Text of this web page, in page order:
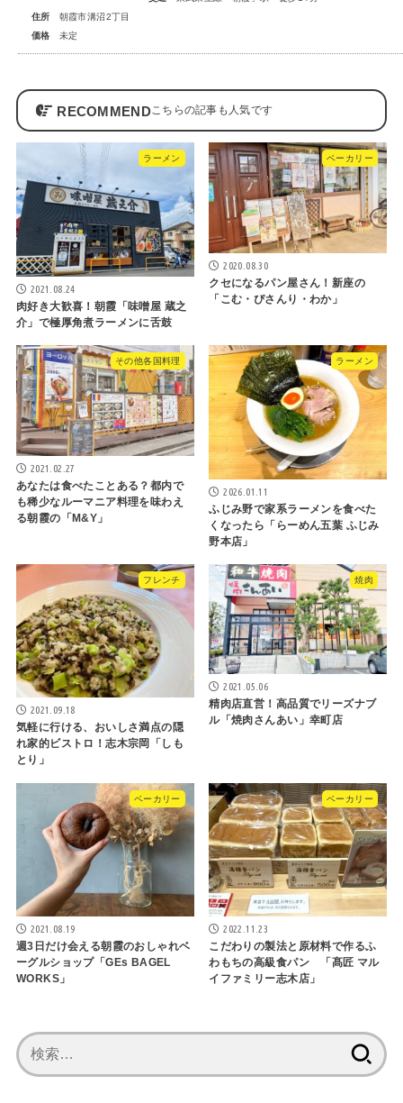
住所
朝霞市溝沼2丁目
価格
未定
RECOMMEND
ラーメン
2021.08.24
肉好き大歓喜！朝霞「味噌屋 蔵之
介」で極厚角煮ラーメンに舌鼓
ベーカリー
2020.08.30
クセになるパン屋さん！新座の
「こむ・ぴさんり・わか」
その他各国料理
2021.02.27
あなたは食べたことある？都内で
も稀少なルーマニア料理を味わえ
る朝霞の「M&Y」
ラーメン
2026.01.11
ふじみ野で家系ラーメンを食べた
くなったら「らーめん五葉 ふじみ
野本店」
フレンチ
2021.09.18
気軽に行ける、おいしさ満点の隠
れ家的ビストロ！志木宗岡「しも
とり」
焼肉
2021.05.06
精肉店直営！高品質でリーズナブ
ル「焼肉さんあい」幸町店
ベーカリー
2021.08.19
週3日だけ会える朝霞のおしゃれベ
ーグルショップ「GEs BAGEL
WORKS」
ベーカリー
2022.11.23
こだわりの製法と原材料で作るふ
わもちの高級食パン 「髙匠 マル
イファミリー志木店」
索: